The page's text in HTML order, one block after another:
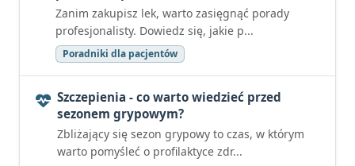
Zanim zakupisz lek, warto zasięgnąć porady
profesjonalisty. Dowiedz się, jakie p...
Poradniki dla pacjentów
Szczepienia - co warto wiedzieć przed
sezonem grypowym?
Zbliżający się sezon grypowy to czas, w którym
warto pomyśleć o profilaktyce zdr...